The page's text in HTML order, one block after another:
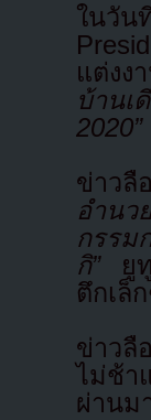
ในวัน
แต่งง
บ้านเ
2020”
ข่าวลื
อำน
กรรม
กิ”ยูทู
ตึกเล็
ข่าวลื
ไม่ช้า
ผ่านม